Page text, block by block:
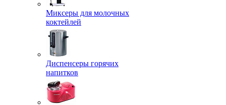
Миксеры для молочных
коктейлей
Диспенсеры горячих
напитков